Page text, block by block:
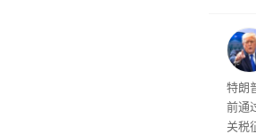
特朗
前通
关税